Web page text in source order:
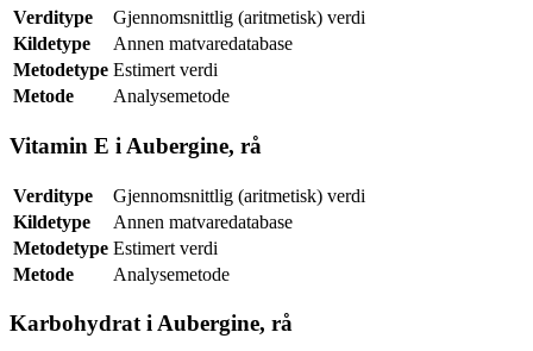
Verditype
Gjennomsnittlig (aritmetisk) verdi
Kildetype
Annen matvaredatabase
Metodetype Estimert verdi
Metode
Analysemetode
Vitamin E i Aubergine, rå
Verditype
Gjennomsnittlig (aritmetisk) verdi
Kildetype
Annen matvaredatabase
Metodetype Estimert verdi
Metode
Analysemetode
Karbohydrat i Aubergine, rå